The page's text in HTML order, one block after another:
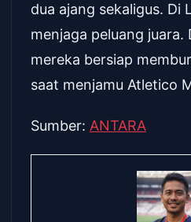
dua ajang sekaligus. Di
menjaga peluang juara.
mereka bersiap
saat menjamu Atletico
Sumber: ANTARA